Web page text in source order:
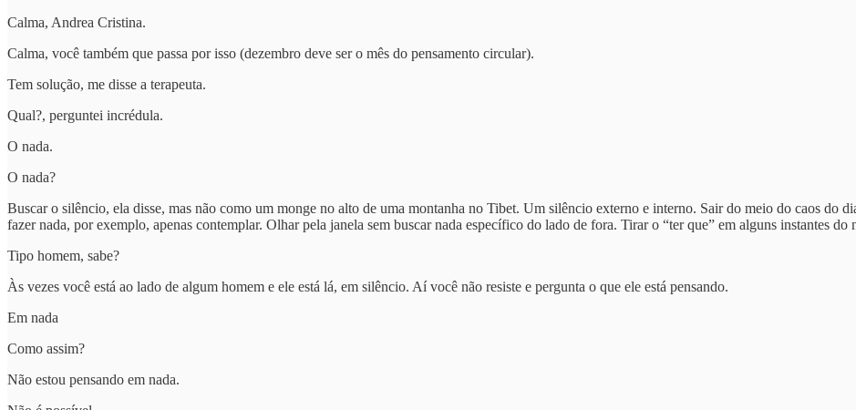
Calma, Andrea Cristina.
Calma, você também que passa por isso (dezembro deve ser o mês do pensamento circular).
Tem solução, me disse a terapeuta.
Qual?, perguntei incrédula.
O nada.
O nada?
Buscar o silêncio, ela disse, mas não como um monge no alto de uma montanha no Tibet. Um silêncio externo e interno. Sair do meio do caos do
fazer nada, por exemplo, apenas contemplar. Olhar pela janela sem buscar nada específico do lado de fora. Tirar o “ter que” em alguns instantes do
Tipo homem, sabe?
Às vezes você está ao lado de algum homem e ele está lá, em silêncio. Aí você não resiste e pergunta o que ele está pensando.
Em nada
Como assim?
Não estou pensando em nada.